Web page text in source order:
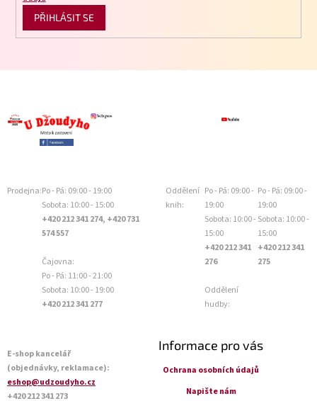
PŘIHLÁSIT SE
Prodejna:Po - Pá: 09:00 - 19:00
Sobota: 10:00 - 15:00
+420 212 341 274, +420 731
574 557
Čajovna:
Po - Pá: 11:00 - 21:00
Sobota: 10:00 - 19:00
+420 212 341 277
Oddělení
knih:
Po - Pá: 09:00 -
19:00
Sobota: 10:00 -
15:00
+420 212 341
276
Oddělení
hudby:
Po - Pá: 09:00 -
19:00
Sobota: 10:00 -
15:00
+420 212 341
275
E-shop kancelář
(objednávky, reklamace):
eshop@udzoudyho.cz
+420 212 341 273
Informace pro vás
Ochrana osobních údajů
Napište nám